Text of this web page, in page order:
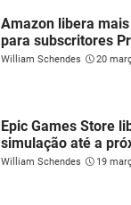
Amazon libera
para subscritores
William Schendes 20
Epic Games Store
simulação até a
William Schendes 19